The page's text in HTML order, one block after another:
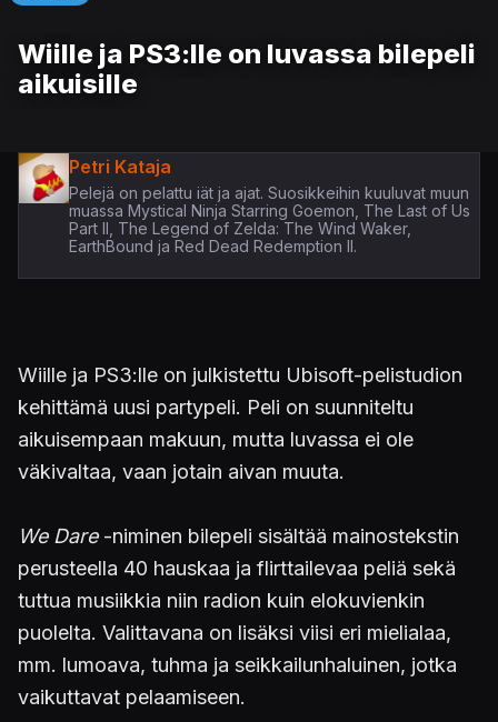
Wiille ja PS3:lle on luvassa bilepeli
aikuisille
Petri Kataja
Pelejä on pelattu iät ja ajat. Suosikkeihin kuuluvat muun
muassa Mystical Ninja Starring Goemon, The Last of Us
Part II, The Legend of Zelda: The Wind Waker,
EarthBound ja Red Dead Redemption II.
Wiille ja PS3:lle on julkistettu Ubisoft-pelistudion
kehittämä uusi partypeli. Peli on suunniteltu
aikuisempaan makuun, mutta luvassa ei ole
väkivaltaa, vaan jotain aivan muuta.
We Dare-niminen bilepeli sisältää mainostekstin
perusteella 40 hauskaa ja flirttailevaa peliä sekä
tuttua musiikkia niin radion kuin elokuvienkin
puolelta. Valittavana on lisäksi viisi eri mielialaa,
mm. lumoava, tuhma ja seikkailunhaluinen, jotka
vaikuttavat pelaamiseen.